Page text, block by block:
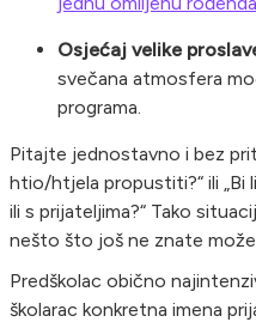
Osjećaj velike
svečana atmosfera
programa.
Pitajte jednostavno i bez
htio/htjela propustiti?“ ili „Bi
ili s prijateljima?“ Tako
nešto što još ne znate
Predškolac obično
školarac konkretna imena